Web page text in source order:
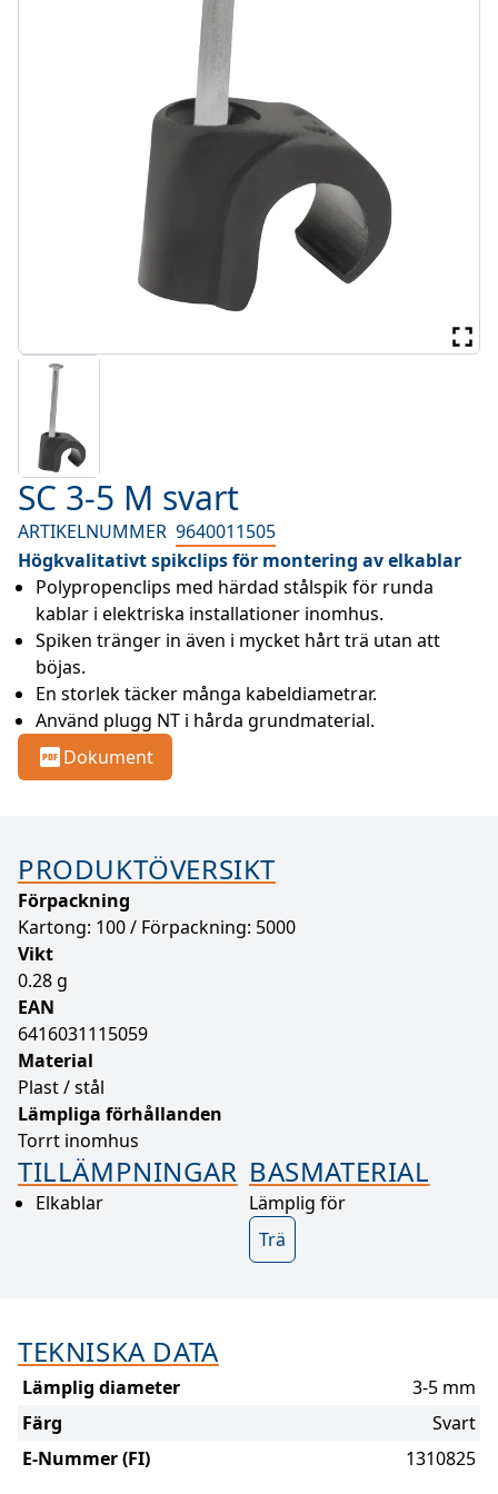
SC 3-5 M svart
ARTIKELNUMMER 9640011505
Högkvalitativt spikclips för montering av elkablar
Polypropenclips med härdad stålspik för runda
kablar i elektriska installationer inomhus.
Spiken tränger in även i mycket hårt trä utan att
böjas.
En storlek täcker många kabeldiametrar.
Använd plugg NT i hårda grundmaterial.
Dokument
PRODUKTÖVERSIKT
Förpackning
Kartong: 100 / Förpackning: 5000
Vikt
0.28 g
EAN
6416031115059
Material
Plast / stål
Lämpliga förhållanden
Torrt inomhus
TILLÄMPNINGAR
Elkablar
BASMATERIAL
Lämplig för
Trä
TEKNISKA DATA
Lämplig diameter
3-5 mm
Färg
Svart
E-Nummer (FI)
1310825